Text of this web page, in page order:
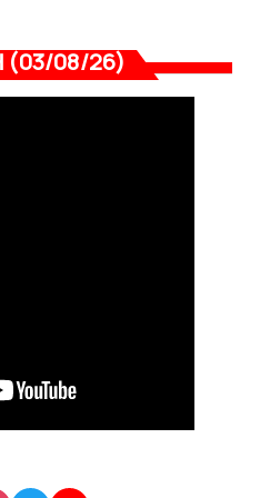
(03/08/26)